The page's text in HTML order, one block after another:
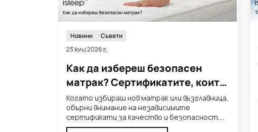
Новини
Съвети
23 юли 2026 г.
Как да избереш безопасен
матрак? Сертификатите, които
трябва да познаваш
Когато избираш нов матрак или възглавница,
обърни внимание на независимите
сертификати за качество и безопасност.
Те ти дават увереност, че...